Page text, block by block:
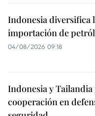
Indonesia diversifica
importación de
04/08/2026 09:18
Indonesia y
cooperación en